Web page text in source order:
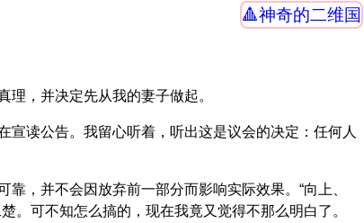
神奇的二维国
，并决定先从我的妻子做起。
读公告。我留心听着，听出这是议会的决定：任何人
，并不会因放弃前一部分而影响实际效果。“向上、
。可不知怎么搞的，现在我竟又觉得不那么明白了。